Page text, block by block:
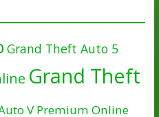
Grand Theft Auto 5
Grand Theft
V Premium Online